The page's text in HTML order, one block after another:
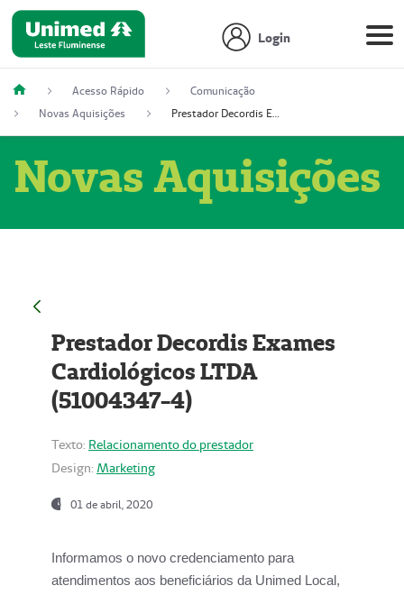
Login
Acesso Rápido
Comunicação
Novas Aquisições
Prestador Decordis Exames Cardiológicos LTDA (51004347-4)
Novas Aquisições
Prestador Decordis Exames
Cardiológicos LTDA
(51004347-4)
Texto: Relacionamento do prestador
Design: Marketing
01 de abril, 2020
Informamos o novo credenciamento para
atendimentos aos beneficiários da Unimed Local,